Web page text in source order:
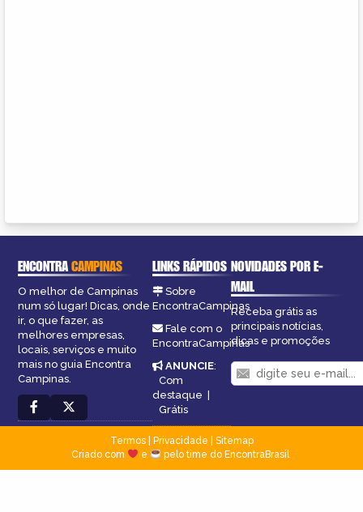
ENCONTRACAMPINAS
O melhor de Campinas
num só lugar! Dicas, onde
ir, o que fazer, as
melhores empresas,
locais, serviços e muito
mais no guia Encontra
Campinas.
LINKS RÁPIDOS
Sobre
EncontraCampinas
Fale com o
EncontraCampinas
ANUNCIE:
Com
destaque
Grátis
NOVIDADES POR E-
MAIL
Receba grátis as
principais notícias,
dicas e promoções
Termos| Privacidade
Sitemap
Criado com
e pelo time do EncontraBrasil